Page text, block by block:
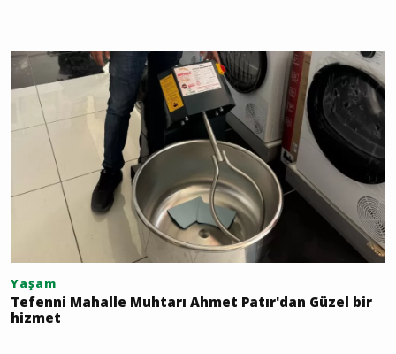
Yaşam
Tefenni Mahalle Muhtarı Ahmet Patır'dan Güzel bir
hizmet